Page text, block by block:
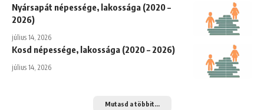
Nyársapát népessége, lakossága (2020 –
2026)
július 14, 2026
Kosd népessége, lakossága (2020 – 2026)
július 14, 2026
Mutasd a többit...